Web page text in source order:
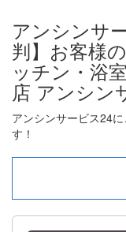
アンシンサ
判】お客様
ッチン・浴
店 アンシン
アンシンサービス24
す！